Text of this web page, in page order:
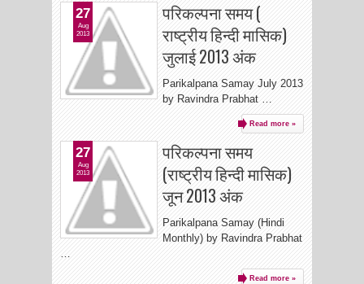
परिकल्पना समय (
राष्ट्रीय हिन्दी मासिक)
जुलाई 2013 अंक
Parikalpana Samay July 2013
by Ravindra Prabhat …
Read more »
27
Aug
2013
परिकल्पना समय
(राष्ट्रीय हिन्दी मासिक)
जून 2013 अंक
Parikalpana Samay (Hindi
Monthly) by Ravindra Prabhat
…
Read more »
27
Aug
2013